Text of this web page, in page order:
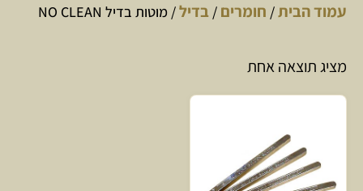
עמוד הבית/ חומרים / בדיל/ מוטות בדיל NO CLEAN
מציג תוצאה אחת